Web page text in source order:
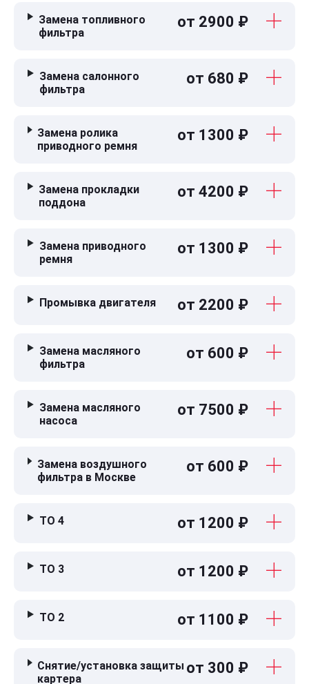
Замена топливного
фильтра
от 2900 ₽
Замена салонного
фильтра
от 680 ₽
Замена ролика
приводного ремня
от 1300 ₽
Замена прокладки
поддона
от 4200 ₽
Замена приводного
ремня
от 1300 ₽
Промывка двигателя от 2200 ₽
Замена масляного
фильтра
от 600 ₽
Замена масляного
насоса
от 7500 ₽
Замена воздушного
фильтра в Москве
от 600 ₽
ТО 4 от 1200 ₽
ТО 3 от 1200 ₽
ТО 2 от 1100 ₽
Снятие/установка защиты
картера
от 300 ₽